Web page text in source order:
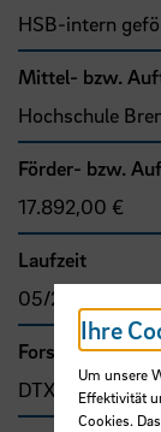
HSB-intern
Mittel- bzw.
Hochschule
Förder- bzw.
17.892,00 €
Laufzeit
05/2025 - 12/
Forschungs-
DTX
Ihre
Um unsere
Effektivität
Cookies.